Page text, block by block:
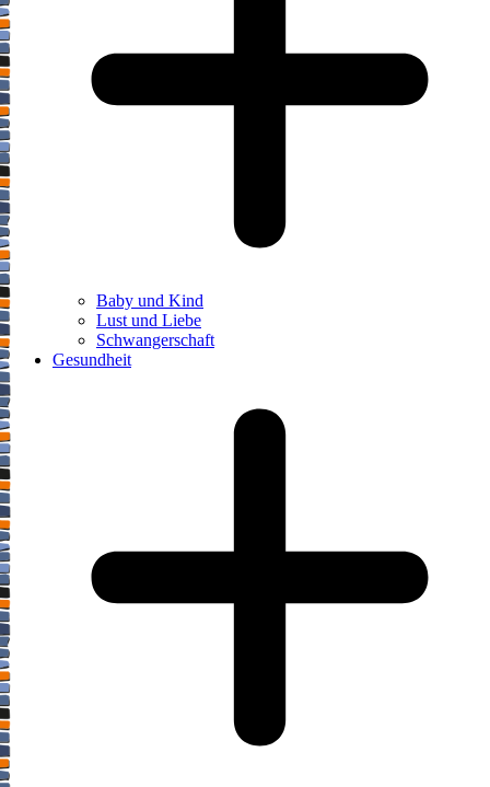
Baby und Kind
Lust und Liebe
Schwangerschaft
Gesundheit